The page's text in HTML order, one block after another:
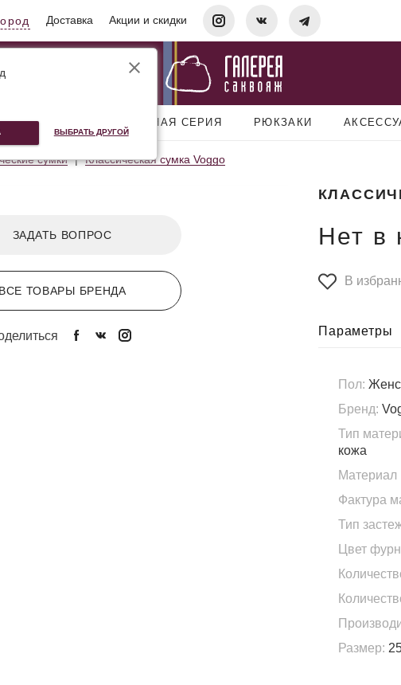
Доставка Акции и скидки
СУМКИ ДОРОЖНАЯ СЕРИЯ РЮКЗАКИ
сумки Классическая сумка Voggo
ЗАДАТЬ ВОПРОС
ВСЕ ТОВАРЫ БРЕНДА
Нет в
В
Параметры
Пол:
Бренд:
Тип
кожа
Материал
Фактура
Тип
Цвет
Размер:
ВЫБРАТЬ ДРУГОЙ